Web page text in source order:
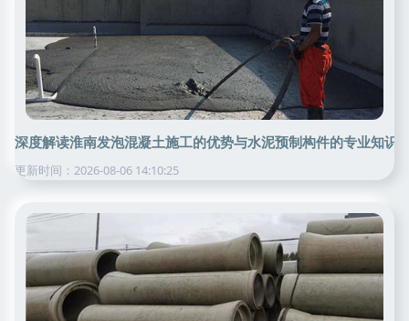
深度解读淮南发泡混凝土施工的优势与水泥预制构件的专业知识
更新时间：2026-08-06 14:10:25